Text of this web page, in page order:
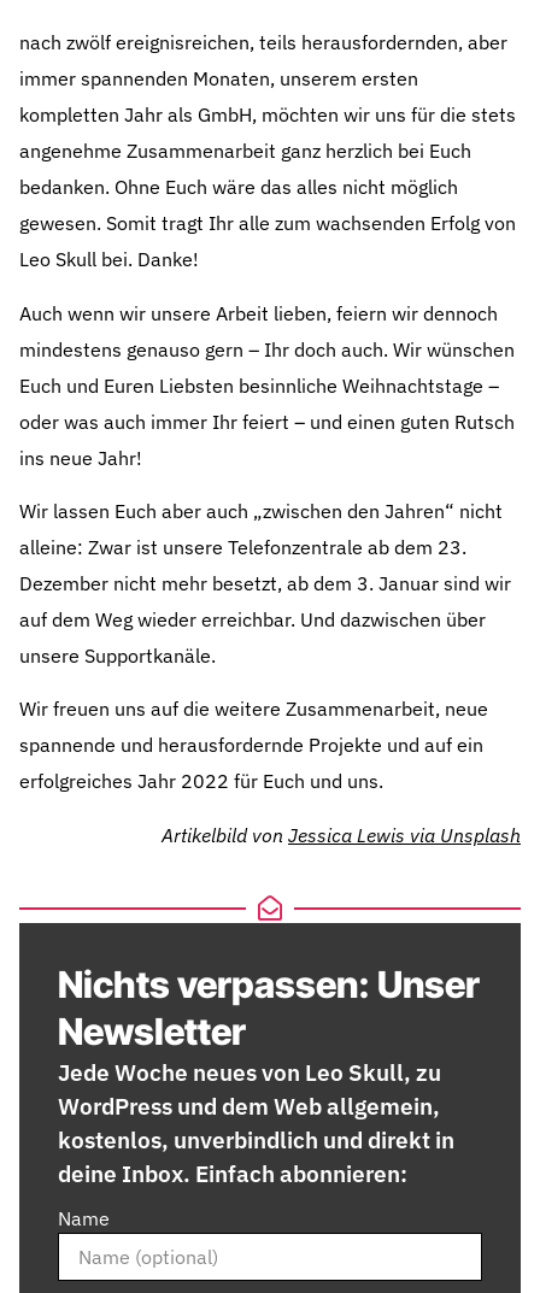
nach zwölf ereignisreichen, teils herausfordernden, aber
immer spannenden Monaten, unserem ersten
kompletten Jahr als GmbH, möchten wir uns für die stets
angenehme Zusammenarbeit ganz herzlich bei Euch
bedanken. Ohne Euch wäre das alles nicht möglich
gewesen. Somit tragt Ihr alle zum wachsenden Erfolg von
Leo Skull bei. Danke!
Auch wenn wir unsere Arbeit lieben, feiern wir dennoch
mindestens genauso gern – Ihr doch auch. Wir wünschen
Euch und Euren Liebsten besinnliche Weihnachtstage –
oder was auch immer Ihr feiert – und einen guten Rutsch
ins neue Jahr!
Wir lassen Euch aber auch „zwischen den Jahren“ nicht
alleine: Zwar ist unsere Telefonzentrale ab dem 23.
Dezember nicht mehr besetzt, ab dem 3. Januar sind wir
auf dem Weg wieder erreichbar. Und dazwischen über
unsere Supportkanäle.
Wir freuen uns auf die weitere Zusammenarbeit, neue
spannende und herausfordernde Projekte und auf ein
erfolgreiches Jahr 2022 für Euch und uns.
Artikelbild von Jessica Lewis via Unsplash
Nichts verpassen: Unser
Newsletter
Jede Woche neues von Leo Skull, zu
WordPress und dem Web allgemein,
kostenlos, unverbindlich und direkt in
deine Inbox. Einfach abonnieren:
Name